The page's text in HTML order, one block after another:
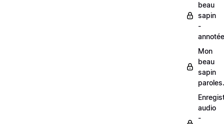
beau
sapin
-
Mon
beau
sapin
audio
-